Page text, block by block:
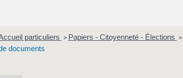
particuliers > Papiers - Citoyenneté - Élections >
documents